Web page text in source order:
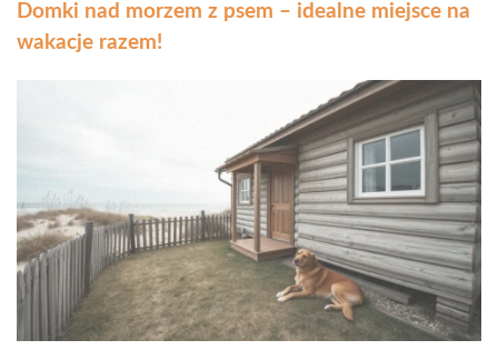
Domki nad morzem z psem – idealne miejsce na
wakacje razem!